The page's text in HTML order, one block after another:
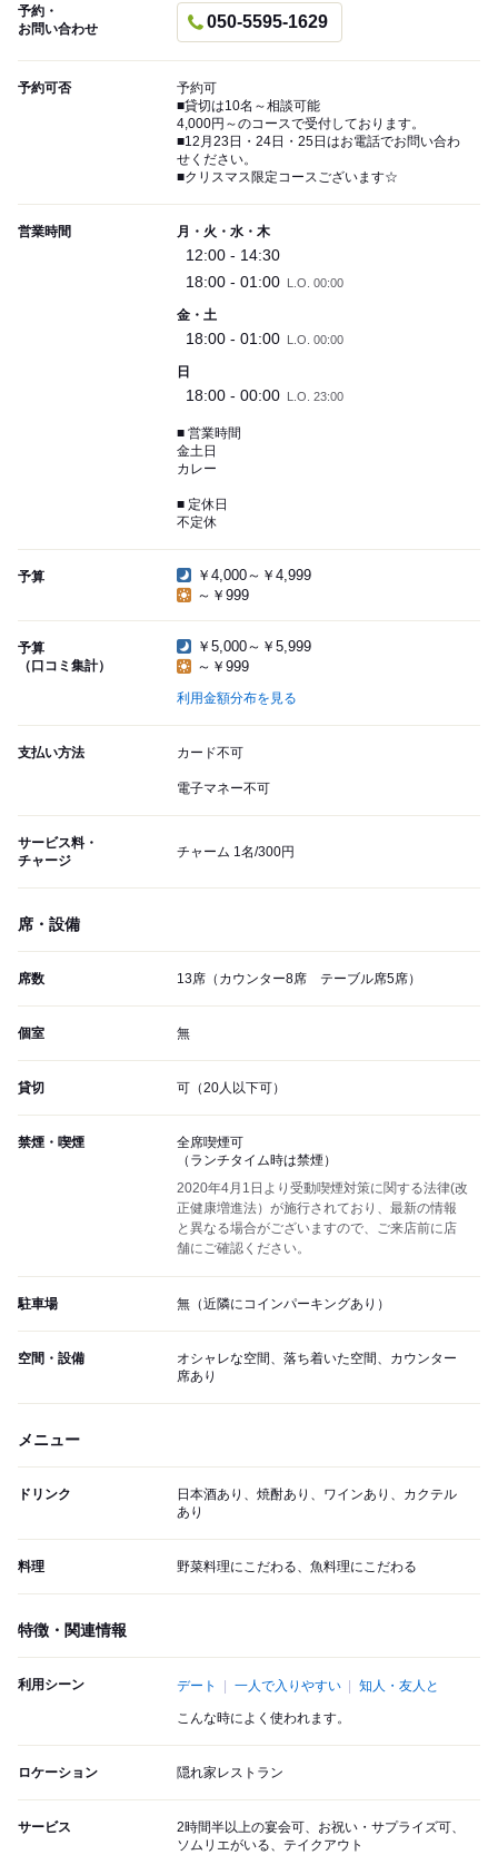
予約・
お問い合わせ
050-5595-1629
予約可否
予約可
■貸切は10名～相談可能
4,000円～のコースで受付しております。
■12月23日・24日・25日はお電話でお問い合わ
せください。
■クリスマス限定コースございます☆
営業時間 月・火・水・木
12:00 - 14:30
18:00 - 01:00 L.O. 00:00
金・土
18:00 - 01:00 L.O. 00:00
日
18:00 - 00:00 L.O. 23:00
■ 営業時間
金土日
カレー
■ 定休日
不定休
予算
￥4,000～￥4,999
～￥999
予算
（口コミ集計）
￥5,000～￥5,999
～￥999
利用金額分布を見る
支払い方法 カード不可
電子マネー不可
サービス料・
チャージ
チャーム 1名/300円
席・設備
席数 13席（カウンター8席 テーブル席5席）
個室 無
貸切 可（20人以下可）
禁煙・喫煙
全席喫煙可
（ランチタイム時は禁煙）
2020年4月1日より受動喫煙対策に関する法律(改
正健康増進法）が施行されており、最新の情報
と異なる場合がございますので、ご来店前に店
舗にご確認ください。
駐車場 無（近隣にコインパーキングあり）
空間・設備
オシャレな空間、落ち着いた空間、カウンター
席あり
メニュー
ドリンク
日本酒あり、焼酎あり、ワインあり、カクテル
あり
料理 野菜料理にこだわる、魚料理にこだわる
特徴・関連情報
利用シーン デート 一人で入りやすい 知人・友人と
こんな時によく使われます。
ロケーション 隠れ家レストラン
サービス
2時間半以上の宴会可、お祝い・サプライズ可、
ソムリエがいる、テイクアウト